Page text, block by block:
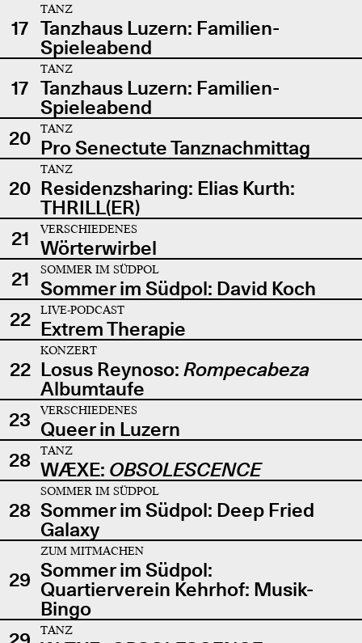
17
TANZ
Tanzhaus Luzern: Familien-
Spieleabend
17
TANZ
Tanzhaus Luzern: Familien-
Spieleabend
20
TANZ
Pro Senectute Tanznachmittag
20
TANZ
Residenzsharing: Elias Kurth:
THRILL(ER)
21
VERSCHIEDENES
Wörterwirbel
21
SOMMER IM SÜDPOL
Sommer im Südpol: David Koch
22
LIVE-PODCAST
Extrem Therapie
22
KONZERT
Losus Reynoso: Rompecabeza
Albumtaufe
23
VERSCHIEDENES
Queer in Luzern
28
TANZ
WÆXE: OBSOLESCENCE
28
SOMMER IM SÜDPOL
Sommer im Südpol: Deep Fried
Galaxy
29
ZUM MITMACHEN
Sommer im Südpol:
Quartierverein Kehrhof: Musik-
Bingo
TANZ